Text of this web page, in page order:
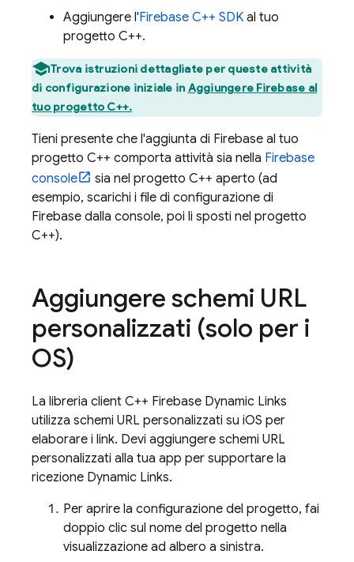
Aggiungere l'Firebase C++ SDK al tuo
progetto C++.
Trova istruzioni dettagliate per queste attività
di configurazione iniziale in Aggiungere Firebase al
tuo progetto C++.
Tieni presente che l'aggiunta di Firebase al tuo
progetto C++ comporta attività sia nella Firebase
console
sia nel progetto C++ aperto (ad
esempio, scarichi i file di configurazione di
Firebase dalla console, poi li sposti nel progetto
C++).
Aggiungere schemi URL
personalizzati (solo per i
OS)
La libreria client C++ Firebase Dynamic Links
utilizza schemi URL personalizzati su iOS per
elaborare i link. Devi aggiungere schemi URL
personalizzati alla tua app per supportare la
ricezione Dynamic Links.
Per aprire la configurazione del progetto, fai
doppio clic sul nome del progetto nella
visualizzazione ad albero a sinistra.